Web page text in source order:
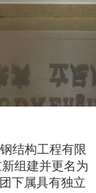
结构工程有限
新组建并更名为
下属具有独立